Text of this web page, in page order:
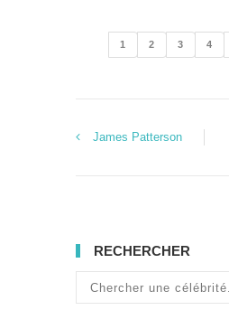
1 2 3 4
James Patterson
RECHERCHER